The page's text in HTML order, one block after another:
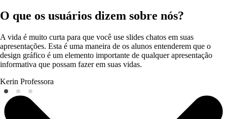
O que os usuários dizem sobre nós?
A vida é muito curta para que você use slides chatos em suas
apresentações. Esta é uma maneira de os alunos entenderem que o
design gráfico é um elemento importante de qualquer apresentação
informativa que possam fazer em suas vidas.
Kerin Professora